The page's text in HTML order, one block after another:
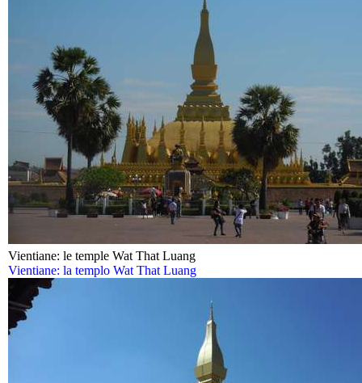
Vientiane: le temple Wat That Luang
Vientiane: la templo Wat That Luang